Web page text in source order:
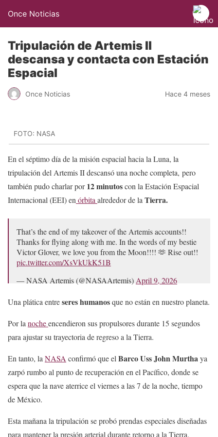
Once Noticias
Tripulación de Artemis II
descansa y contacta con Estación
Espacial
Once Noticias Hace 4 meses
FOTO: NASA
En el séptimo día de la misión espacial hacia la Luna, la
tripulación del Artemis II descansó una noche completa, pero
también pudo charlar por12 minutoscon la Estación Espacial
Internacional (EEI) en órbita alrededor de la Tierra.
That’s the end of my takeover of the Artemis accounts!!
Thanks for flying along with me. In the words of my bestie
Victor Glover, we love you from the Moon!!!! 🫶 Rise out!!
pic.twitter.com/XsVkUkK51B
— NASA Artemis (@NASAArtemis) April 9, 2026
Una plática entreseres humanosque no están en nuestro planeta.
Por la nocheencendieron sus propulsores durante 15 segundos
para ajustar su trayectoria de regreso a la Tierra.
En tanto, la NASA confirmó que el Barco Uss John Murthaya
zarpó rumbo al punto de recuperación en el Pacífico, donde se
espera que la nave aterrice el viernes a las 7 de la noche, tiempo
de México.
Esta mañana la tripulación se probó prendas especiales diseñadas
para mantener la presión arterial durante retorno a la Tierra.